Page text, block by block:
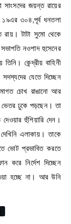
সাংসদের জয়ন্ত রায়ের
১৯এর ৩০৪,পূর্ব ধনতলা
টাটা সুমো থেকে
নওশাদ হুসেনের
কেন্দ্রীয় বাহিনী
সদস্যদের যেতে দিচ্ছেন
চোখ রাঙানো আর
ভেতর ঢুকে পড়ছেন। তা
হুঁশিয়ারি দেন।
এলাকায়। তাকে
ভোট প্রভাবিত করতে
করে নির্দেশ দিচ্ছেন
হচ্ছে না। আর উনি